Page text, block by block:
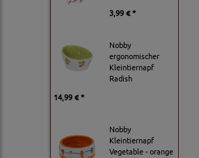
3,99 € *
Nobby
ergonomischer
Kleintiernapf
Radish
14,99 € *
Nobby
Kleintiernapf
Vegetable - orange